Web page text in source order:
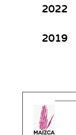
2022
2019